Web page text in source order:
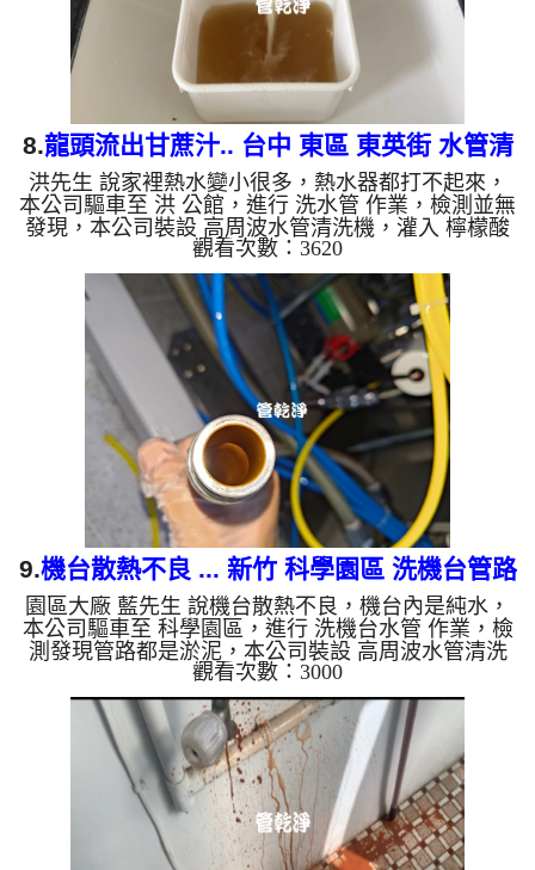
8.龍頭流出甘蔗汁.. 台中 東區 東英街 水管清
洗
洪先生 說家裡熱水變小很多，熱水器都打不起來，
本公司驅車至 洪 公館，進行 洗水管 作業，檢測並無
發現，本公司裝設 高周波水管清洗機，灌入 檸檬酸
至水管，等了約15分，開啟 水管清洗機 ，啟動 螺旋
波 模式，一洗就流出甘蔗汁，顏色越來越深，二個
多小時後，熱水出水量恢復了。 如是自來水，如水
管老化，會產生鐵鏽跟泥沙堆積，洗出來的水就會是
咖啡色，地下水含有氧化錳，管壁上會結成黑色管
垢，洗出來的水會跟石油一樣黑，有些洗出綠色的
水，是因為裡面有銅的物質，生鏽產生銅綠，如是藍
色的水，是因為水龍頭合...
觀看次數：3620
9.機台散熱不良 ... 新竹 科學園區 洗機台管路
園區大廠 藍先生 說機台散熱不良，機台內是純水，
本公司驅車至 科學園區，進行 洗機台水管 作業，檢
測發現管路都是淤泥，本公司裝設 高周波水管清洗
機，開啟 水管清洗機 ，啟動 螺旋波 模式，一洗就流
出髒水，顏色越來越深，幾小時後，出水變乾淨出水
量變大了。 如是自來水，如水管老化，會產生鐵鏽
跟泥沙堆積，洗出來的水就會是咖啡色，地下水含有
氧化錳，管壁上會結成黑色管垢，洗出來的水會跟石
油一樣黑，有些洗出綠色的水，是因為裡面有銅的物
質，生鏽產生銅綠，如是藍色的水，是因為水龍頭合
金的養化造成，有些水管...
觀看次數：3000